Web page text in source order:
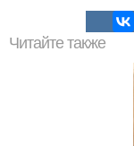
Читайте также